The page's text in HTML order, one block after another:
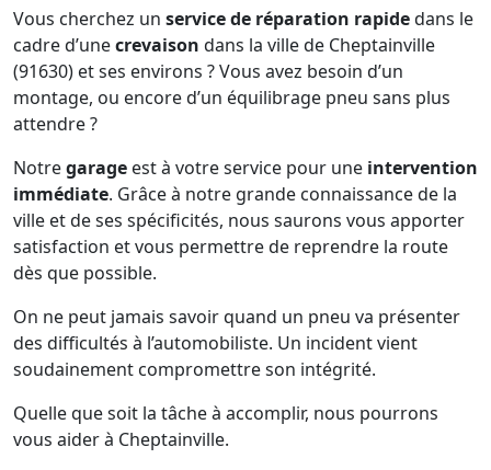
Vous cherchez un service de réparation rapidedans le
cadre d’unecrevaison dans la ville de Cheptainville
(91630) et ses environs ? Vous avez besoin d’un
montage, ou encore d’un équilibrage pneu sans plus
attendre ?
Notregarage est à votre service pour une intervention
immédiate. Grâce à notre grande connaissance de la
ville et de ses spécificités, nous saurons vous apporter
satisfaction et vous permettre de reprendre la route
dès que possible.
On ne peut jamais savoir quand un pneu va présenter
des difficultés à l’automobiliste. Un incident vient
soudainement compromettre son intégrité.
Quelle que soit la tâche à accomplir, nous pourrons
vous aider à Cheptainville.